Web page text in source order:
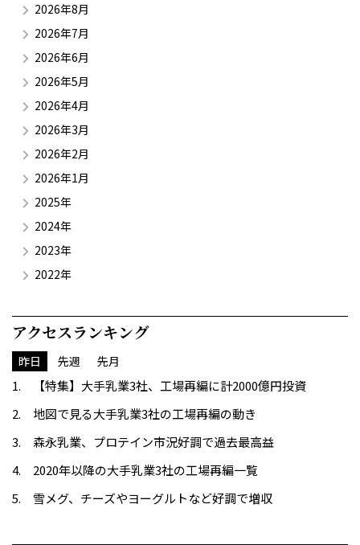
2026年8月
2026年7月
2026年6月
2026年5月
2026年4月
2026年3月
2026年2月
2026年1月
2025年
2024年
2023年
2022年
アクセスランキング
昨日 先週 先月
【特集】大手乳業3社、工場再編に計2000億円投資
地図で見る大手乳業3社の工場再編の動き
森永乳業、プロテイン市況好調で過去最高益
2020年以降の大手乳業3社の工場再編一覧
雪メグ、チーズやヨーグルトなど好調で増収